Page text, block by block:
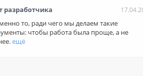
и людям, и нейросетям.
воспользоваться
разработчика
то, ради чего мы делаем такие
чтобы работа была проще, а не
ещё